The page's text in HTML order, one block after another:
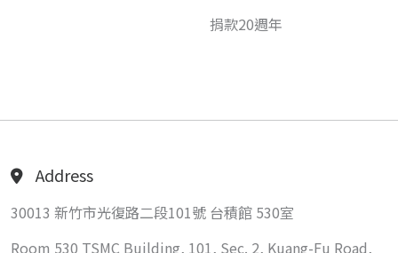
捐款20週年
Address
30013 新竹市光復路二段101號 台積館 530室
Room 530 TSMC Building, 101, Sec. 2, Kuang-Fu Road,